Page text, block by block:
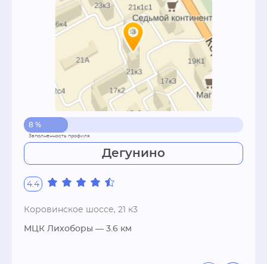
8 %
Дегунино
4.4
Коровинское шоссе, 21 к3
МЦК Лихоборы — 3.6 км